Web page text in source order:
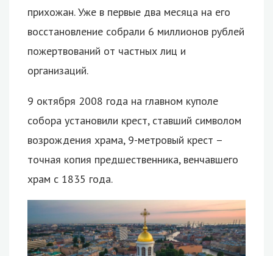
прихожан. Уже в первые два месяца на его
восстановление собрали 6 миллионов рублей
пожертвований от частных лиц и
организаций.
9 октября 2008 года на главном куполе
собора установили крест, ставший символом
возрождения храма, 9-метровый крест –
точная копия предшественника, венчавшего
храм с 1835 года.